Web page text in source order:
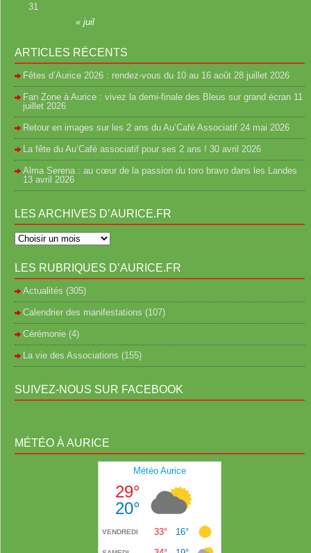
« juil
31
ARTICLES RÉCENTS
Fêtes d’Aurice 2026 : rendez-vous du 10 au 16 août 28 juillet 2026
Fan Zone à Aurice : vivez la demi-finale des Bleus sur grand écran 11
juillet 2026
Retour en images sur les 2 ans du Au’Café Associatif 24 mai 2026
La fête du Au’Café associatif pour ses 2 ans ! 30 avril 2026
Alma Serena : au cœur de la passion du toro bravo dans les Landes
13 avril 2026
LES ARCHIVES D’AURICE.FR
LES RUBRIQUES D’AURICE.FR
Actualités (305)
Calendrier des manifestations (107)
Cérémonie (4)
La vie des Associations (155)
SUIVEZ-NOUS SUR FACEBOOK
MÉTÉO À AURICE